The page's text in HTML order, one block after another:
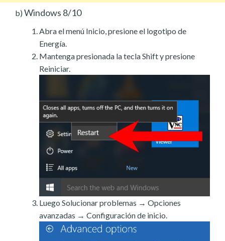
b) Windows 8/10
Abra el menú Inicio, presione el logotipo de
Energía.
Mantenga presionada la tecla Shift y presione
Reiniciar.
Luego Solucionar problemas → Opciones
avanzadas → Configuración de inicio.